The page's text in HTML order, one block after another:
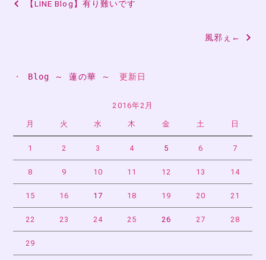
【LINE Blog】有り難いです
風邪ぇ←
・ Blog ～ 蓮の華 ～ 更新日
2016年2月
月 火 水 木 金 土 日
1 2 3 4 5 6 7
8 9 10 11 12 13 14
15 16 17 18 19 20 21
22 23 24 25 26 27 28
29